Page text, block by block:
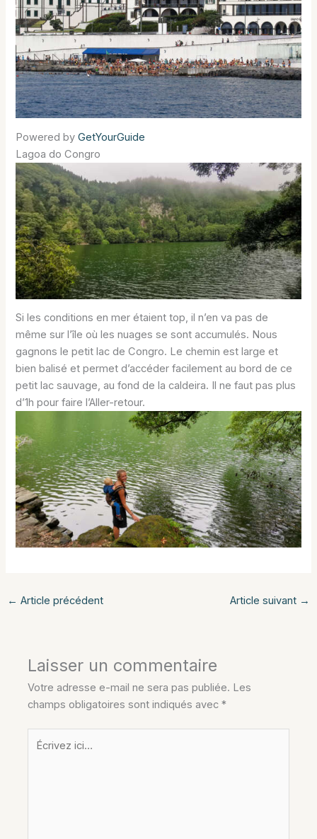
Powered byGetYourGuide
Lagoa do Congro
Si les conditions en mer étaient top, il n’en va pas de
même sur l’île où les nuages se sont accumulés. Nous
gagnons le petit lac de Congro. Le chemin est large et
bien balisé et permet d’accéder facilement au bord de ce
petit lac sauvage, au fond de la caldeira. Il ne faut pas plus
d’1h pour faire l’Aller-retour.
← Article précédent Article suivant →
Laisser un commentaire
Votre adresse e-mail ne sera pas publiée. Les
champs obligatoires sont indiqués avec*
Écrivez
ici…